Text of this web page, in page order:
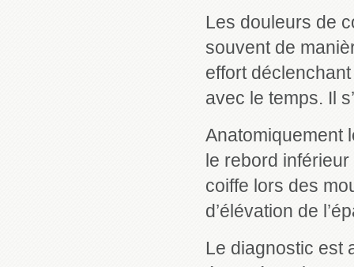
Les douleurs de
souvent de
effort
avec le temps. Il
Anatomiquement
le rebord
coiffe lors des
d’élévation de
Le diagnostic est